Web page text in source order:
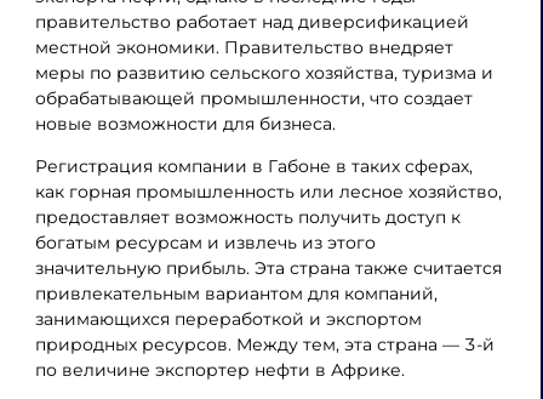
правительство работает над диверсификацией
местной экономики. Правительство внедряет
меры по развитию сельского хозяйства, туризма и
обрабатывающей промышленности, что создает
новые возможности для бизнеса.
Регистрация компании в Габоне в таких сферах,
как горная промышленность или лесное хозяйство,
предоставляет возможность получить доступ к
богатым ресурсам и извлечь из этого
значительную прибыль. Эта страна также считается
привлекательным вариантом для компаний,
занимающихся переработкой и экспортом
природных ресурсов. Между тем, эта страна — 3-й
по величине экспортер нефти в Африке.